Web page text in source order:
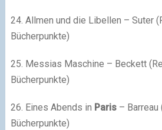
24. Allmen und die Libellen – Suter
Bücherpunkte)
25. Messias Maschine – Beckett
Bücherpunkte)
26. Eines Abends in Paris– Barreau
Bücherpunkte)